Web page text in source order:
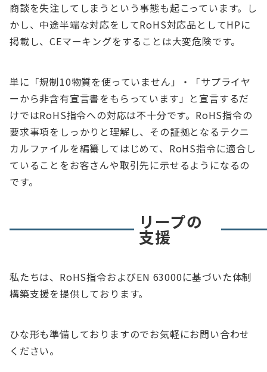
商談を失注してしまうという事態も起こっています。し
かし、中途半端な対応をしてRoHS対応品としてHPに
掲載し、CEマーキングをすることは大変危険です。
単に「規制10物質を使っていません」・「サプライヤ
ーから非含有宣言書をもらっています」と宣言するだ
けではRoHS指令への対応は不十分です。RoHS指令の
要求事項をしっかりと理解し、その証拠となるテクニ
カルファイルを編纂してはじめて、RoHS指令に適合し
ていることをお客さんや取引先に示せるようになるの
です。
リープの
支援
私たちは、RoHS指令およびEN 63000に基づいた体制
構築支援を提供しております。
ひな形も準備しておりますのでお気軽にお問い合わせ
ください。